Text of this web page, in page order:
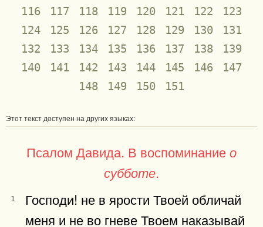
116
117 118 119 120 121 122
123
124
125 126 127 128 129 130
131
132
133 134 135 136 137 138
139
140
141 142 143 144 145 146
147
148
149 150 151
Этот текст доступен на других языках:
Псалом Давида. В воспоминаниео
субботе.
1
Господи! не в ярости Твоей обличай
меня и не во гневе Твоем наказывай